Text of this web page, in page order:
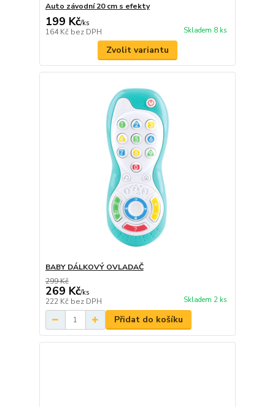
Auto závodní 20 cm s efekty
199 Kč/ks
164 Kč bez DPH Skladem 8 ks
Zvolit variantu
BABY DÁLKOVÝ OVLADAČ
299 Kč
269 Kč/ks
222 Kč bez DPH Skladem 2 ks
Přidat do košíku